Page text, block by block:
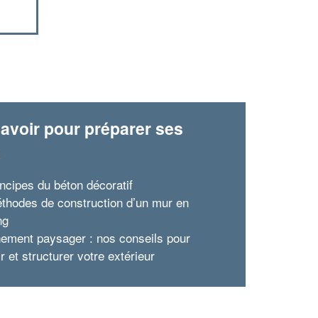
pour préparer ses
du béton décoratif
de construction d’un mur en
paysager : nos conseils pour
et structurer votre extérieur